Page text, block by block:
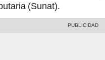
(Sunat).